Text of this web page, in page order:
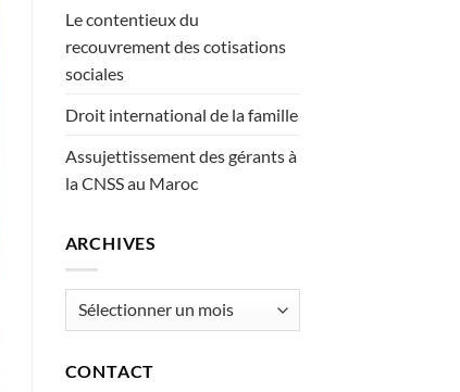
Le contentieux du
recouvrement des cotisations
sociales
Droit international de la famille
Assujettissement des gérants à
la CNSS au Maroc
ARCHIVES
Archives
CONTACT